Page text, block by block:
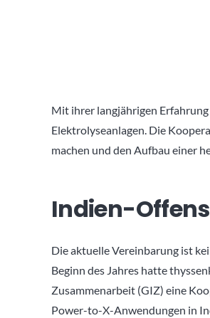
Mit ihrer langjährigen
Elektrolyseanlagen. Die
machen und den Aufbau einer
Indien-
Die aktuelle Vereinbarung ist
Beginn des Jahres hatte
Zusammenarbeit (GIZ) eine
Power-to-X-Anwendungen in